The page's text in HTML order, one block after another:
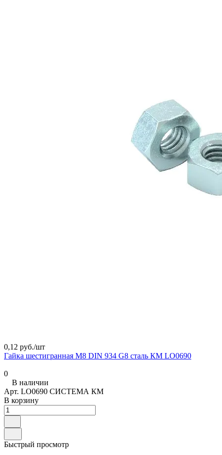
0,12 руб./шт
Гайка шестигранная М8 DIN 934 G8 сталь КМ LO0690
0
В наличии
Арт. LO0690 СИСТЕМА КМ
В корзину
Быстрый просмотр